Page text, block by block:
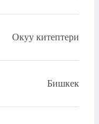
Окуу китептери
Бишкек